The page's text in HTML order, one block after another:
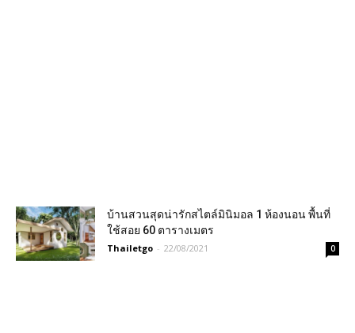
บ้านสวนสุดน่ารักสไตล์มินิมอล 1 ห้องนอน พื้นที่
ใช้สอย 60 ตารางเมตร
Thailetgo - 22/08/2021 0